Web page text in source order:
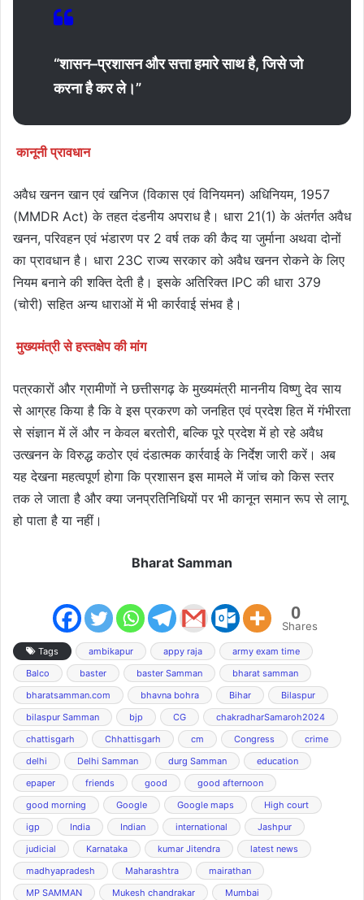
“शासन–प्रशासन और सत्ता हमारे साथ है, जिसे जो
करना है कर ले।”
कानूनी प्रावधान
अवैध खनन खान एवं खनिज (विकास एवं विनियमन) अधिनियम, 1957
(MMDR Act) के तहत दंडनीय अपराध है। धारा 21(1) के अंतर्गत अवैध
खनन, परिवहन एवं भंडारण पर 2 वर्ष तक की कैद या जुर्माना अथवा दोनों
का प्रावधान है। धारा 23C राज्य सरकार को अवैध खनन रोकने के लिए
नियम बनाने की शक्ति देती है। इसके अतिरिक्त IPC की धारा 379
(चोरी) सहित अन्य धाराओं में भी कार्रवाई संभव है।
मुख्यमंत्री से हस्तक्षेप की मांग
पत्रकारों और ग्रामीणों ने छत्तीसगढ़ के मुख्यमंत्री माननीय विष्णु देव साय
से आग्रह किया है कि वे इस प्रकरण को जनहित एवं प्रदेश हित में गंभीरता
से संज्ञान में लें और न केवल बरतोरी, बल्कि पूरे प्रदेश में हो रहे अवैध
उत्खनन के विरुद्ध कठोर एवं दंडात्मक कार्रवाई के निर्देश जारी करें। अब
यह देखना महत्वपूर्ण होगा कि प्रशासन इस मामले में जांच को किस स्तर
तक ले जाता है और क्या जनप्रतिनिधियों पर भी कानून समान रूप से लागू
हो पाता है या नहीं।
Bharat Samman
0
Shares
Tags ambikapur appy raja
army exam time
Balco
baster baster Samman
bharat samman
bharatsamman.com
bhavna bohra Bihar
Bilaspur
bilaspur Samman
bjp CG
chakradharSamaroh2024
chattisgarh
Chhattisgarh cm Congress
crime
delhi
Delhi Samman durg Samman
education
epaper
friends good
good afternoon
good morning
Google Google maps
High court
igp
India Indian international
Jashpur
judicial
Karnataka kumar Jitendra
latest news
madhyapradesh
Maharashtra
mairathan
MP SAMMAN
Mukesh chandrakar
Mumbai